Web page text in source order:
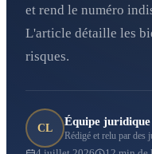
et rend le numéro
L'article détaille les
risques.
CL
Équipe
Rédigé et relu par des